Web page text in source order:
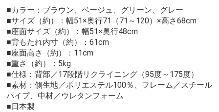
■カラー：ブラウン、ベージュ、グリーン、グレー
■サイズ（約）：幅51×奥行71（71～120）×高さ68cm
■座面サイズ（約）：幅51×奥行48cm
■背もたれ内寸（約）：61cm
■座面高さ（約）：11cm
■重さ（約）：5kg
■仕様：背部／17段階リクライニング（95度～175度）
■素材：側生地／ポリエステル100％、フレーム／スチール
パイプ、中材／ウレタンフォーム
■日本製